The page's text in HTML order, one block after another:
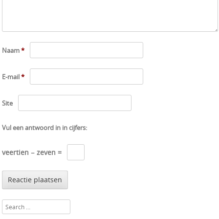
Naam*
E-mail*
Site
Vul een antwoord in in cijfers:
veertien − zeven =
Search